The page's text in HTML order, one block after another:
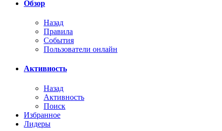
Обзор
Назад
Правила
События
Пользователи онлайн
Активность
Назад
Активность
Поиск
Избранное
Лидеры